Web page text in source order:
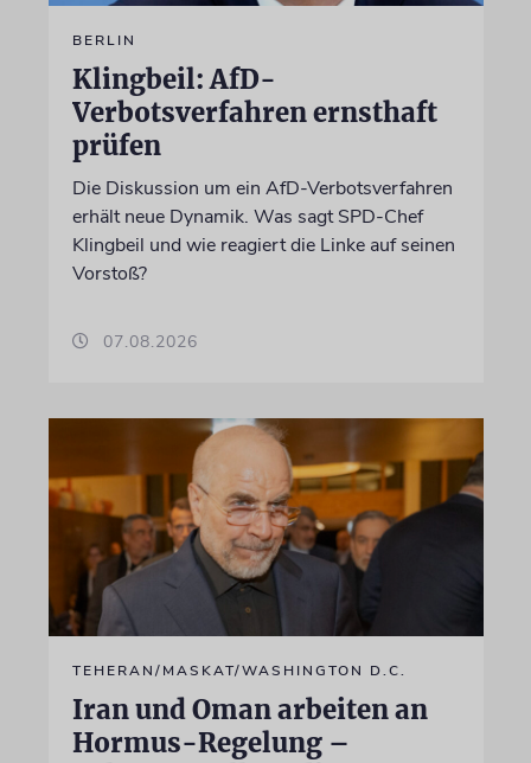
BERLIN
Klingbeil: AfD-
Verbotsverfahren ernsthaft
prüfen
Die Diskussion um ein AfD-Verbotsverfahren
erhält neue Dynamik. Was sagt SPD-Chef
Klingbeil und wie reagiert die Linke auf seinen
Vorstoß?
07.08.2026
TEHERAN/MASKAT/WASHINGTON D.C.
Iran und Oman arbeiten an
Hormus-Regelung –